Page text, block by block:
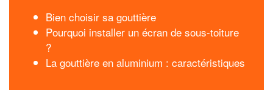
Bien choisir sa gouttière
Pourquoi installer un écran de sous-toiture
?
La gouttière en aluminium : caractéristiques